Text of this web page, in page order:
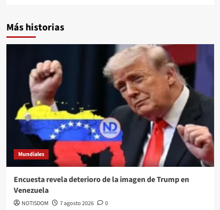
Más historias
Mundiales
Encuesta revela deterioro de la imagen de Trump en
Venezuela
NOTISDOM 7 agosto 2026 0